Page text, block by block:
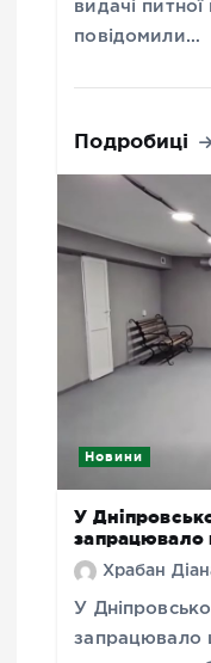
видачі
повідомили…
Подробиці
Новини
У
запрацювало
Храбан
У
запрацювало